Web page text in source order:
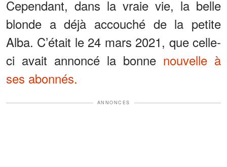
Cependant, dans la vraie vie, la belle
blonde a déjà accouché de la petite
Alba. C’était le 24 mars 2021, que celle-
ci avait annoncé la bonne nouvelle à
ses abonnés.
ANNONCES